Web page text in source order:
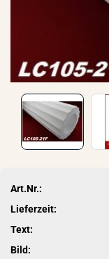
Art.Nr.:
Lieferzeit:
Text:
Bild: